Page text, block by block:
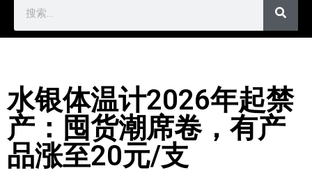
水银体温计2026年起禁
产：囤货潮席卷，有产
品涨至20元/支